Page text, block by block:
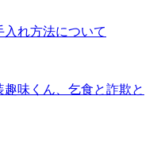
入れ方法について
味くん、乞食と詐欺と